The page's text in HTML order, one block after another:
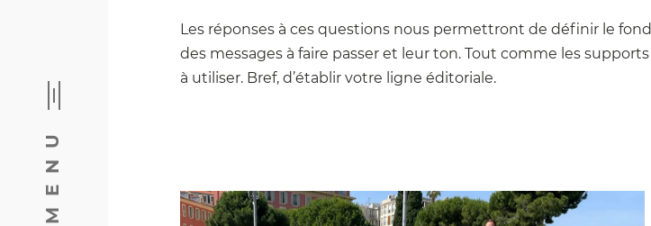
MENU
Les réponses à ces questions nous permettront de définir le fond
des messages à faire passer et leur ton. Tout comme les supports
à utiliser. Bref, d’établir votre ligne éditoriale.